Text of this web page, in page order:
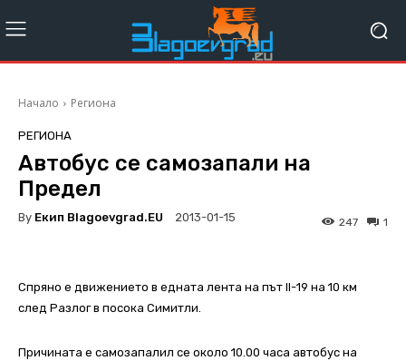
Начало Региона
РЕГИОНА
Автобус се самозапали на
Предел
By Екип Blagoevgrad.EU 2013-01-15 1
247
Спряно е движението в едната лента на път II-19 на 10 км
след Разлог в посока Симитли.
Причината е самозапалил се около 10.00 часа автобус на